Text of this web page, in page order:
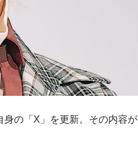
の「X」を更新。その内容が